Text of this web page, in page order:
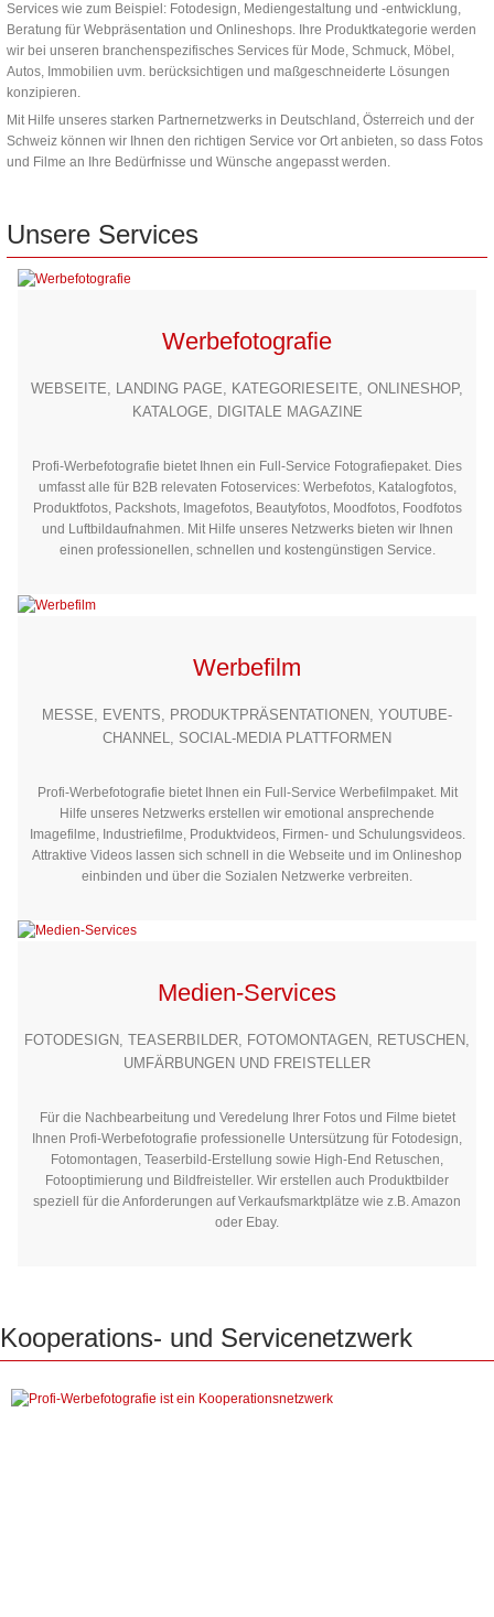
Maßgeschneiderte Werbe- und
Services wie zum Beispiel: Fotodesign, Mediengestaltung und -entwicklung,
Beratung für Webpräsentation und Onlineshops. Ihre Produktkategorie werden
wir bei unseren branchenspezifisches Services für Mode, Schmuck, Möbel,
Autos, Immobilien uvm. berücksichtigen und maßgeschneiderte Lösungen
konzipieren.
Mit Hilfe unseres starken Partnernetzwerks in Deutschland, Österreich und der
Schweiz können wir Ihnen den richtigen Service vor Ort anbieten, so dass Fotos
und Filme an Ihre Bedürfnisse und Wünsche angepasst werden.
Unsere Services
Werbefotografie
WEBSEITE, LANDING PAGE, KATEGORIESEITE, ONLINESHOP,
KATALOGE, DIGITALE MAGAZINE
Profi-Werbefotografie bietet Ihnen ein Full-Service Fotografiepaket. Dies
umfasst alle für B2B relevaten Fotoservices: Werbefotos, Katalogfotos,
Produktfotos, Packshots, Imagefotos, Beautyfotos, Moodfotos, Foodfotos
und Luftbildaufnahmen. Mit Hilfe unseres Netzwerks bieten wir Ihnen
einen professionellen, schnellen und kostengünstigen Service.
Werbefilm
MESSE, EVENTS, PRODUKTPRÄSENTATIONEN, YOUTUBE-
CHANNEL, SOCIAL-MEDIA PLATTFORMEN
Profi-Werbefotografie bietet Ihnen ein Full-Service Werbefilmpaket. Mit
Hilfe unseres Netzwerks erstellen wir emotional ansprechende
Imagefilme, Industriefilme, Produktvideos, Firmen- und Schulungsvideos.
Attraktive Videos lassen sich schnell in die Webseite und im Onlineshop
einbinden und über die Sozialen Netzwerke verbreiten.
Medien-Services
FOTODESIGN, TEASERBILDER, FOTOMONTAGEN, RETUSCHEN,
UMFÄRBUNGEN UND FREISTELLER
Für die Nachbearbeitung und Veredelung Ihrer Fotos und Filme bietet
Ihnen Profi-Werbefotografie professionelle Untersützung für Fotodesign,
Fotomontagen, Teaserbild-Erstellung sowie High-End Retuschen,
Fotooptimierung und Bildfreisteller. Wir erstellen auch Produktbilder
speziell für die Anforderungen auf Verkaufsmarktplätze wie z.B. Amazon
oder Ebay.
Kooperations- und Servicenetzwerk